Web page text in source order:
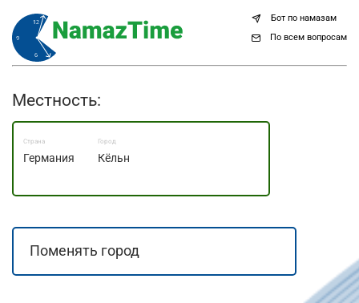
Бот по намазам
По всем вопросам
Местность:
Страна
Германия
Город
Кёльн